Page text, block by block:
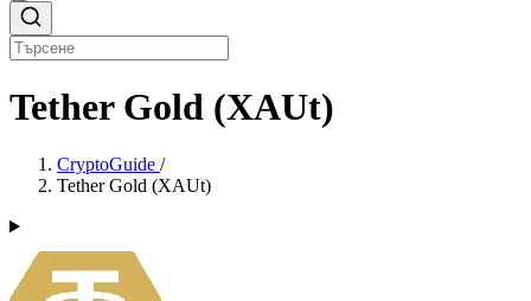
Tether Gold (XAUt)
CryptoGuide /
Tether Gold (XAUt)